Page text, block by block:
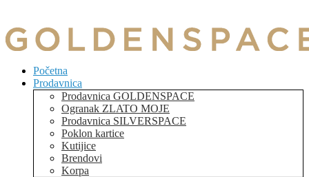
Početna
Prodavnica
Prodavnica GOLDENSPACE
Ogranak ZLATO MOJE
Prodavnica SILVERSPACE
Poklon kartice
Kutijice
Brendovi
Korpa